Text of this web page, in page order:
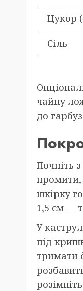
Цукор
Сіль
чайну
до
Почніть
промити,
шкірку
1,5 см —
У
під
тримати